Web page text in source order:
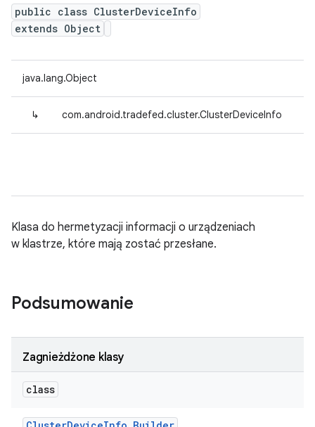
public class ClusterDeviceInfo
extends Object
java.lang.Object
↳ com.android.tradefed.cluster.ClusterDeviceInfo
Klasa do hermetyzacji informacji o urządzeniach
w klastrze, które mają zostać przesłane.
Podsumowanie
Zagnieżdżone klasy
class